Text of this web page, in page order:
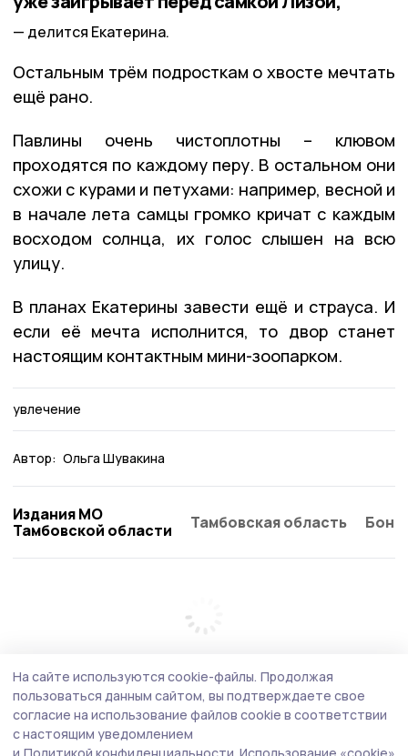
делится Екатерина.
Остальным трём подросткам о хвосте мечтать
ещё рано.
Павлины очень чистоплотны – клювом
проходятся по каждому перу. В остальном они
схожи с курами и петухами: например, весной и
в начале лета самцы громко кричат с каждым
восходом солнца, их голос слышен на всю
улицу.
В планах Екатерины завести ещё и страуса. И
если её мечта исполнится, то двор станет
настоящим контактным мини-зоопарком.
увлечение
Автор: Ольга Шувакина
Издания МО
Тамбовской области
Тамбовская область
На сайте используются cookie-файлы. Продолжая
пользоваться данным сайтом, вы подтверждаете свое
согласие на использование файлов cookie в соответствии
с настоящим уведомлением